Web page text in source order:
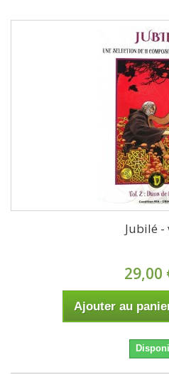
Jubilé -
29,00
Ajouter au